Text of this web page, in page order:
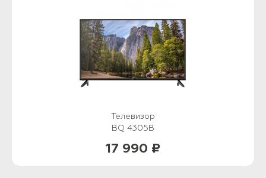
Телевизор
BQ 4305B
17 990 ₽